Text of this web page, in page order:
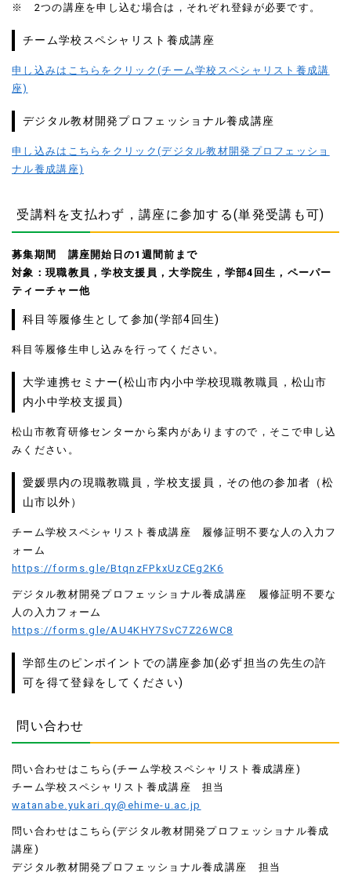
※ 2つの講座を申し込む場合は，それぞれ登録が必要です。
チーム学校スペシャリスト養成講座
申し込みはこちらをクリック(チーム学校スペシャリスト養成講
座)
デジタル教材開発プロフェッショナル養成講座
申し込みはこちらをクリック(デジタル教材開発プロフェッショ
ナル養成講座)
受講料を支払わず，講座に参加する(単発受講も可)
募集期間 講座開始日の1週間前まで
対象： 現職教員，学校支援員，大学院生，学部4回生，ペーパー
ティーチャー他
科目等履修生として参加(学部4回生)
科目等履修生申し込みを行ってください。
大学連携セミナー(松山市内小中学校現職教職員，松山市
内小中学校支援員)
松山市教育研修センターから案内がありますので，そこで申し込
みください。
愛媛県内の現職教職員，学校支援員，その他の参加者（松
山市以外）
チーム学校スペシャリスト養成講座 履修証明不要な人の入力フ
ォーム
https://forms.gle/BtqnzFPkxUzCEg2K6
デジタル教材開発プロフェッショナル養成講座 履修証明不要な
人の入力フォーム
https://forms.gle/AU4KHY7SvC7Z26WC8
学部生のピンポイントでの講座参加(必ず担当の先生の許
可を得て登録をしてください)
問い合わせ
問い合わせはこちら(チーム学校スペシャリスト養成講座)
チーム学校スペシャリスト養成講座 担当
watanabe.yukari.qy@ehime-u.ac.jp
問い合わせはこちら(デジタル教材開発プロフェッショナル養成
講座)
デジタル教材開発プロフェッショナル養成講座 担当